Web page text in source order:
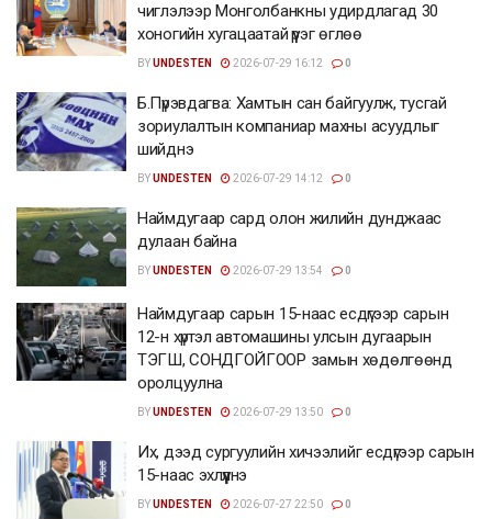
чиглэлээр Монголбанкны удирдлагад 30
хоногийн хугацаатай үүрэг өглөө
BYUNDESTEN 2026-07-29 16:12 0
Б.Пүрэвдагва: Хамтын сан байгуулж, тусгай
зориулалтын компаниар махны асуудлыг
шийднэ
BYUNDESTEN 2026-07-29 14:12 0
Наймдугаар сард олон жилийн дунджаас
дулаан байна
BYUNDESTEN 2026-07-29 13:54 0
Наймдугаар сарын 15-наас есдүгээр сарын
12-н хүртэл автомашины улсын дугаарын
ТЭГШ, СОНДГОЙГООР замын хөдөлгөөнд
оролцуулна
BYUNDESTEN 2026-07-29 13:50 0
Их, дээд сургуулийн хичээлийг есдүгээр сарын
15-наас эхлүүлнэ
BYUNDESTEN 2026-07-27 22:50 0